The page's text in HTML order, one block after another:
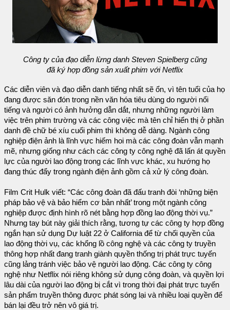
Công ty của đạo diễn lừng danh Steven Spielberg cũng
đã ký hợp đồng sản xuất phim với Netflix
Các diễn viên và đạo diễn danh tiếng nhất sẽ ổn, vì tên tuổi của họ
đang được săn đón trong nền văn hóa tiêu dùng do người nổi
tiếng và người có ảnh hưởng dẫn dắt, nhưng những người làm
việc trên phim trường và các công việc mà tên chỉ hiển thị ở phần
danh đề chữ bé xíu cuối phim thì không dễ dàng. Ngành công
nghiệp điện ảnh là lĩnh vực hiếm hoi mà các công đoàn vẫn mạnh
mẽ, nhưng giống như cách các công ty công nghệ đã lấn át quyền
lực của người lao động trong các lĩnh vực khác, xu hướng họ
đang thúc đẩy trong ngành điện ảnh gồm cả xử lý công đoàn.
Film Crit Hulk viết: “Các công đoàn đã đấu tranh đòi ‘những biện
pháp bảo vệ và bảo hiểm cơ bản nhất’ trong một ngành công
nghiệp được định hình rõ nét bằng hợp đồng lao động thời vụ.”
Nhưng tay bút này giải thích rằng, tương tự các công ty hợp đồng
ngắn hạn sử dụng Dự luật 22 ở California để từ chối quyền của
lao động thời vụ, các khổng lồ công nghệ và các công ty truyền
thông hợp nhất đang tranh giành quyền thống trị phát trực tuyến
cũng lảng tránh việc bảo vệ người lao động. Các công ty công
nghệ như Netflix nói riêng không sử dụng công đoàn, và quyền lợi
lâu dài của người lao động bị cắt vì trong thời đại phát trực tuyến
sản phẩm truyền thông được phát sóng lại và nhiều loại quyền để
bán lại đều trở nên vô giá trị.